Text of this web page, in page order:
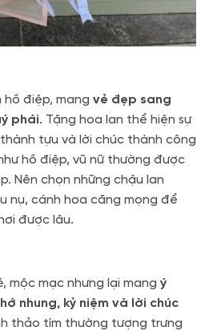
hồ điệp, mang vẻ đẹp sang
phái. Tặng hoa lan thể hiện sự
tựu và lời chúc thành công
hồ điệp, vũ nữ thường được
Nên chọn những chậu lan
nụ, cánh hoa căng mọng để
được lâu.
mộc mạc nhưng lại mang ý
nhung, kỷ niệm và lời chúc
thảo tím thường tượng trưng